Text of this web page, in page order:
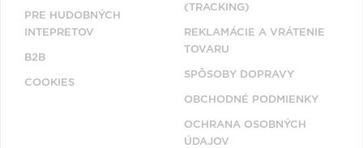
PRE HUDOBNÝCH
INTEPRETOV
B2B
COOKIES
(TRACKING)
REKLAMÁCIE A VRÁTENIE
TOVARU
SPÔSOBY DOPRAVY
OBCHODNÉ PODMIENKY
OCHRANA OSOBNÝCH
ÚDAJOV